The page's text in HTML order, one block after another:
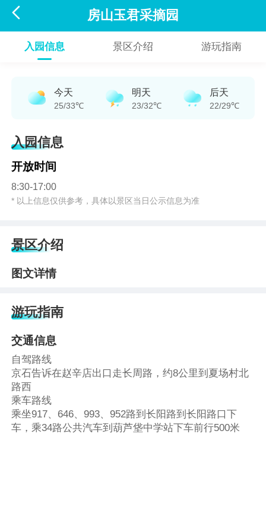
 房山玉君采摘园
入园信息 景区介绍 游玩指南
今天
25/33℃
明天
23/32℃
后天
22/29℃
入园信息
开放时间
8:30-17:00
* 以上信息仅供参考，具体以景区当日公示信息为准
景区介绍
图文详情
游玩指南
交通信息
自驾路线
京石告诉在赵辛店出口走长周路，约8公里到夏场村北
路西
乘车路线
乘坐917、646、993、952路到长阳路到长阳路口下
车，乘34路公共汽车到葫芦垡中学站下车前行500米